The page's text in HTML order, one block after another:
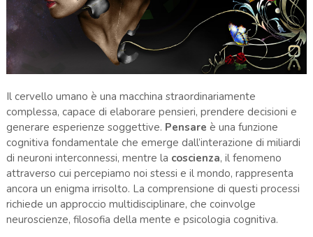
Il cervello umano è una macchina straordinariamente
complessa, capace di elaborare pensieri, prendere decisioni e
generare esperienze soggettive. Pensare è una funzione
cognitiva fondamentale che emerge dall’interazione di miliardi
di neuroni interconnessi, mentre la coscienza, il fenomeno
attraverso cui percepiamo noi stessi e il mondo, rappresenta
ancora un enigma irrisolto. La comprensione di questi processi
richiede un approccio multidisciplinare, che coinvolge
neuroscienze, filosofia della mente e psicologia cognitiva.